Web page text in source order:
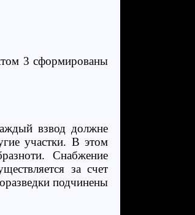
3 сформированы
взвод должне
участки. В этом
Снабжение
за счет
подчинены